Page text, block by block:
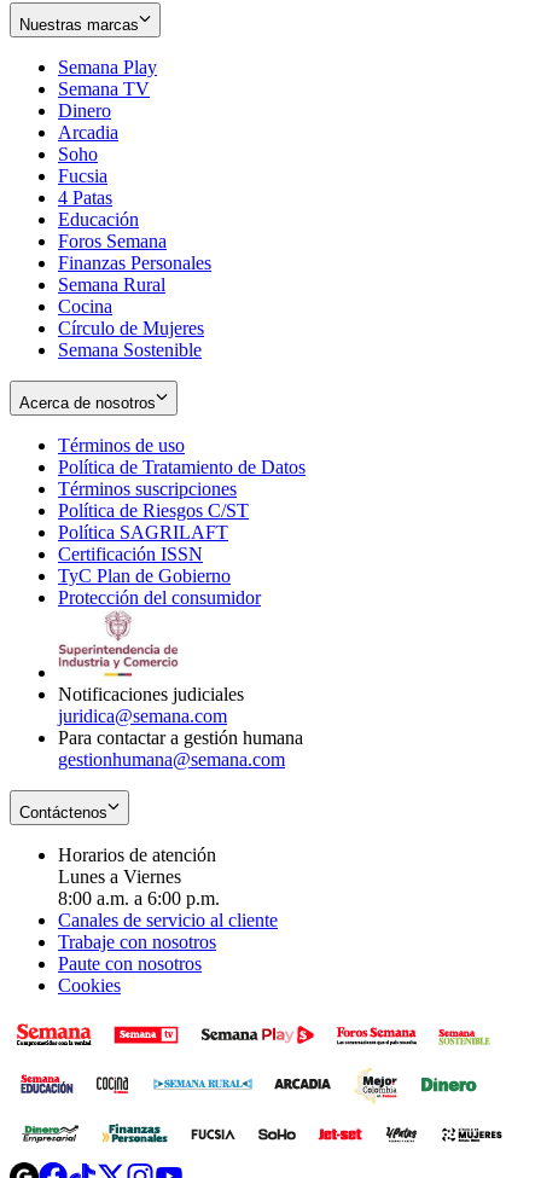
Nuestras marcas
Semana Play
Semana TV
Dinero
Arcadia
Soho
in
new
window
Fucsia
in
new
window
4 Patas
Educación
Foros Semana
Finanzas Personales
Semana Rural
Cocina
Círculo de Mujeres
Semana Sostenible
Acerca de nosotros
Términos de uso
in
new
window
Política de Tratamiento de Datos
Términos suscripciones
in
Política de Riesgos C/ST
Política SAGRILAFT
new
window
Certificación ISSN
in
new
TyC Plan de Gobierno
in
Protección del consumidorOpens
Notificaciones judiciales
juridica@semana.com
Para contactar a gestión humana
gestionhumana@semana.com
Contáctenos
Horarios de atención
Lunes a Viernes
8:00 a.m. a 6:00 p.m.
Canales de servicio al cliente
Trabaje con nosotros
Paute con nosotros
Cookies
OpensOpensOpensOpens